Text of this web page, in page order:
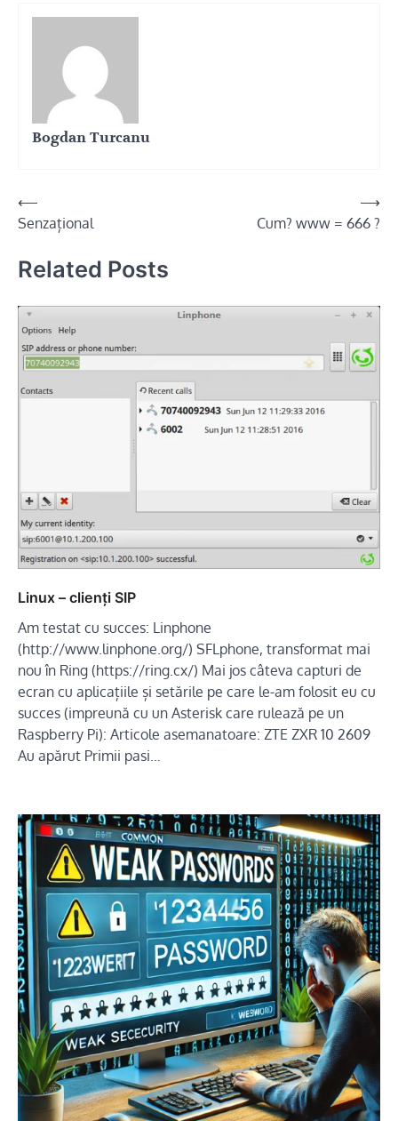
Bogdan Turcanu
Navigare
în
articole
⟵
Senzațional
Cum? www = 666 ?
⟶
Related Posts
Linux – clienți SIP
Am testat cu succes: Linphone
(http://www.linphone.org/) SFLphone, transformat mai
nou în Ring (https://ring.cx/) Mai jos câteva capturi de
ecran cu aplicațiile și setările pe care le-am folosit eu cu
succes (impreună cu un Asterisk care rulează pe un
Raspberry Pi): Articole asemanatoare: ZTE ZXR 10 2609
Au apărut Primii pasi…